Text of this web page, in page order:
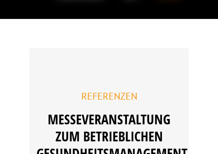
REFERENZEN
MESSEVERANSTALTUNG
ZUM BETRIEBLICHEN